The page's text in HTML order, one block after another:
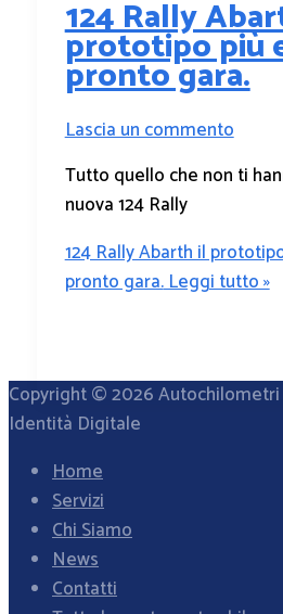
124 Rally
prototipo più
pronto gara.
Lascia un commento
Tutto quello che non ti
nuova 124 Rally
124 Rally Abarth il
pronto gara.Leggi tutto »
Copyright © 2026
Identità Digitale
Home
Servizi
Chi Siamo
News
Contatti